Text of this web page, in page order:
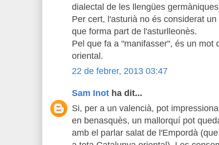
dialectal de les llengües
Per cert, l'asturià no és considerat
que forma part de l'asturlleonès.
Pel que fa a "manifasser", és un mot
oriental.
22 de febrer, 2013 03:47
Sam Inot ha dit...
Si, per a un valencià, pot
en benasquès, un mallorquí pot
amb el parlar salat de l'Empordà